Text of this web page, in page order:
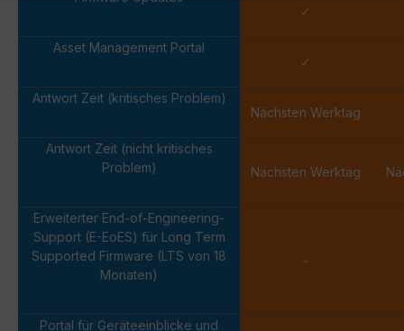
✓
Asset Management Portal
✓
Antwort Zeit (kritisches Problem)
Nächsten Werktag
Antwort Zeit (nicht kritisches
Problem)
Nächsten Werktag
Erweiterter End-of-Engineering-
Support (E-EoES) für Long Term
Supported Firmware (LTS von 18
Monaten)
-
Portal für Geräteeinblicke und